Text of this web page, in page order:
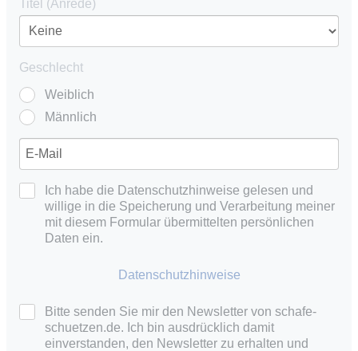
Titel (Anrede)
Geschlecht
Weiblich
Männlich
Ich habe die Datenschutzhinweise gelesen und
willige in die Speicherung und Verarbeitung meiner
mit diesem Formular übermittelten persönlichen
Daten ein.
Datenschutzhinweise
Bitte senden Sie mir den Newsletter von schafe-
schuetzen.de. Ich bin ausdrücklich damit
einverstanden, den Newsletter zu erhalten und